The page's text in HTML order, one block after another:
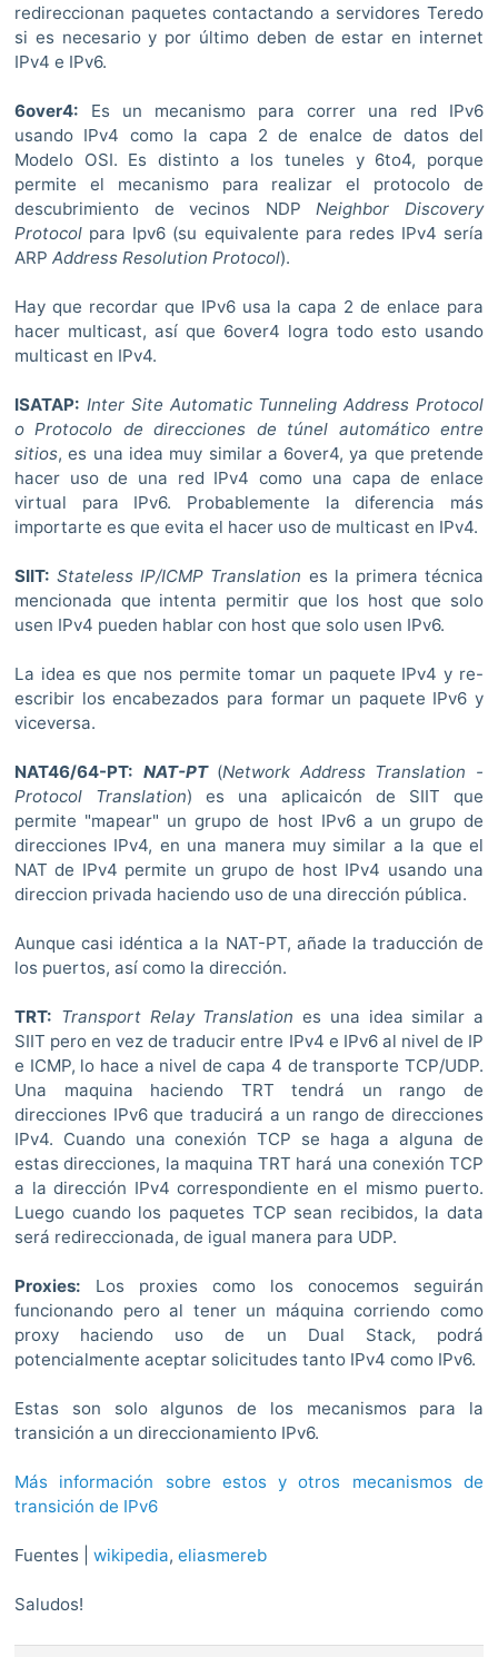
redireccionan paquetes contactando a servidores Teredo
si es necesario y por último deben de estar en internet
IPv4 e IPv6.
6over4: Es un mecanismo para correr una red IPv6
usando IPv4 como la capa 2 de enalce de datos del
Modelo OSI. Es distinto a los tuneles y 6to4, porque
permite el mecanismo para realizar el protocolo de
descubrimiento de vecinos NDPNeighbor Discovery
Protocol para Ipv6 (su equivalente para redes IPv4 sería
ARP Address Resolution Protocol).
Hay que recordar que IPv6 usa la capa 2 de enlace para
hacer multicast, así que 6over4 logra todo esto usando
multicast en IPv4.
ISATAP: Inter Site Automatic Tunneling Address Protocol
o Protocolo de direcciones de túnel automático entre
sitios, es una idea muy similar a 6over4, ya que pretende
hacer uso de una red IPv4 como una capa de enlace
virtual para IPv6. Probablemente la diferencia más
importarte es que evita el hacer uso de multicast en IPv4.
SIIT:Stateless IP/ICMP Translation es la primera técnica
mencionada que intenta permitir que los host que solo
usen IPv4 pueden hablar con host que solo usen IPv6.
La idea es que nos permite tomar un paquete IPv4 y re-
escribir los encabezados para formar un paquete IPv6 y
viceversa.
NAT46/64-PT: NAT-PT(Network Address Translation -
Protocol Translation) es una aplicaicón de SIIT que
permite "mapear" un grupo de host IPv6 a un grupo de
direcciones IPv4, en una manera muy similar a la que el
NAT de IPv4 permite un grupo de host IPv4 usando una
direccion privada haciendo uso de una dirección pública.
Aunque casi idéntica a la NAT-PT, añade la traducción de
los puertos, así como la dirección.
TRT: Transport Relay Translation es una idea similar a
SIIT pero en vez de traducir entre IPv4 e IPv6 al nivel de IP
e ICMP, lo hace a nivel de capa 4 de transporte TCP/UDP.
Una maquina haciendo TRT tendrá un rango de
direcciones IPv6 que traducirá a un rango de direcciones
IPv4. Cuando una conexión TCP se haga a alguna de
estas direcciones, la maquina TRT hará una conexión TCP
a la dirección IPv4 correspondiente en el mismo puerto.
Luego cuando los paquetes TCP sean recibidos, la data
será redireccionada, de igual manera para UDP.
Proxies: Los proxies como los conocemos seguirán
funcionando pero al tener un máquina corriendo como
proxy haciendo uso de un Dual Stack, podrá
potencialmente aceptar solicitudes tanto IPv4 como IPv6.
Estas son solo algunos de los mecanismos para la
transición a un direccionamiento IPv6.
Más información sobre estos y otros mecanismos de
transición de IPv6
Fuentes | wikipedia, eliasmereb
Saludos!